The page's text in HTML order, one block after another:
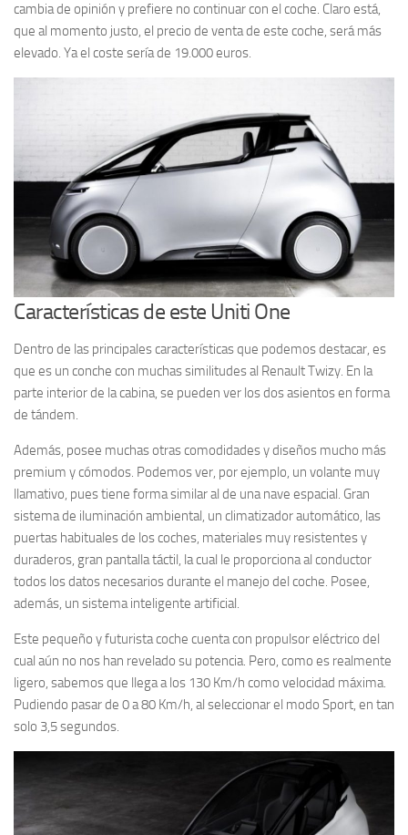
cambia de opinión y prefiere no continuar con el coche. Claro está,
que al momento justo, el precio de venta de este coche, será más
elevado. Ya el coste sería de 19.000 euros.
Características de este Uniti One
Dentro de las principales características que podemos destacar, es
que es un conche con muchas similitudes al Renault Twizy. En la
parte interior de la cabina, se pueden ver los dos asientos en forma
de tándem.
Además, posee muchas otras comodidades y diseños mucho más
premium y cómodos. Podemos ver, por ejemplo, un volante muy
llamativo, pues tiene forma similar al de una nave espacial. Gran
sistema de iluminación ambiental, un climatizador automático, las
puertas habituales de los coches, materiales muy resistentes y
duraderos, gran pantalla táctil, la cual le proporciona al conductor
todos los datos necesarios durante el manejo del coche. Posee,
además, un sistema inteligente artificial.
Este pequeño y futurista coche cuenta con propulsor eléctrico del
cual aún no nos han revelado su potencia. Pero, como es realmente
ligero, sabemos que llega a los 130 Km/h como velocidad máxima.
Pudiendo pasar de 0 a 80 Km/h, al seleccionar el modo Sport, en tan
solo 3,5 segundos.